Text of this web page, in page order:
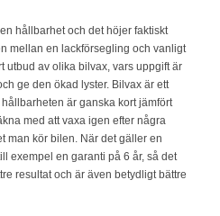
hållbarhet och det höjer faktiskt
mellan en lackförsegling och vanligt
utbud av olika bilvax, vars uppgift är
ge den ökad lyster. Bilvax är ett
är ganska kort jämfört
med att vaxa igen efter några
man kör bilen. När det gäller en
exempel en garanti på 6 år, så det
resultat och är även betydligt bättre